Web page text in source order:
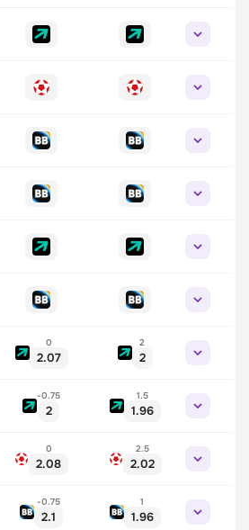
0
2.07
2
2
-0.75
2
1.5
1.96
0
2.08
2.5
2.02
-0.75
2.1
1
1.96